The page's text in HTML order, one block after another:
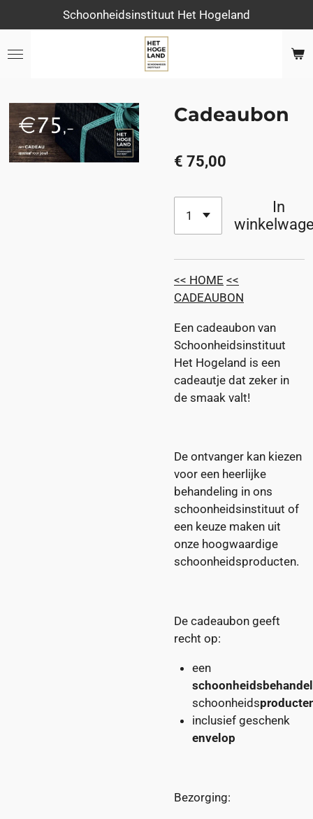
direct
naar
Schoonheidsinstituut Het Hogeland
Cadeaubon
€ 75,00
In
<< HOME <<
CADEAUBON
Een cadeaubon van
Schoonheidsinstituut
Het Hogeland is een
cadeautje dat zeker in
de smaak valt!
De ontvanger kan kiezen
voor een heerlijke
behandeling in ons
schoonheidsinstituut of
een keuze maken uit
onze hoogwaardige
schoonheidsproducten.
De cadeaubon geeft
recht op:
een
schoonheids
inclusief geschenk
envelop
Bezorging: